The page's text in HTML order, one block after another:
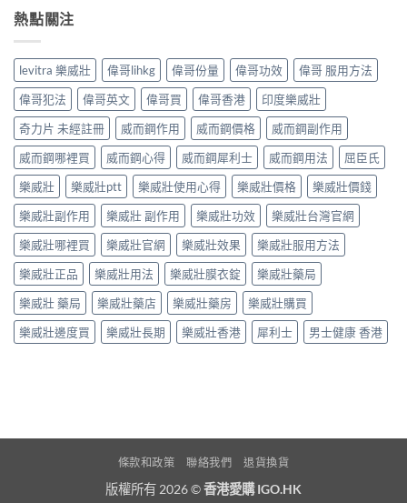
熱點關注
levitra 樂威壯 偉哥lihkg 偉哥份量 偉哥功效
偉哥 服用方法
偉哥犯法
偉哥英文 偉哥買 偉哥香港
印度樂威壯
奇力片 未經註冊
威而鋼作用 威而鋼價格
威而鋼副作用
威而鋼哪裡買
威而鋼心得 威而鋼犀利士 威而鋼用法
屈臣氏
樂威壯
樂威壯ptt 樂威壯使用心得 樂威壯價格
樂威壯價錢
樂威壯副作用
樂威壯 副作用 樂威壯功效
樂威壯台灣官網
樂威壯哪裡買
樂威壯官網 樂威壯效果
樂威壯服用方法
樂威壯正品
樂威壯用法 樂威壯膜衣錠
樂威壯藥局
樂威壯 藥局
樂威壯藥店 樂威壯藥房
樂威壯購買
樂威壯邊度買
樂威壯長期 樂威壯香港 犀利士 男士健康 香港
條款和政策 聯絡我們 退貨換貨
版權所有 2026 ©香港愛購 IGO.HK